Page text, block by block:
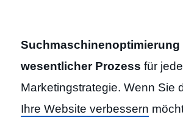
Suchmaschinenoptimierung
wesentlicher Prozess für
Marketingstrategie. Wenn Sie
Ihre Website verbessern